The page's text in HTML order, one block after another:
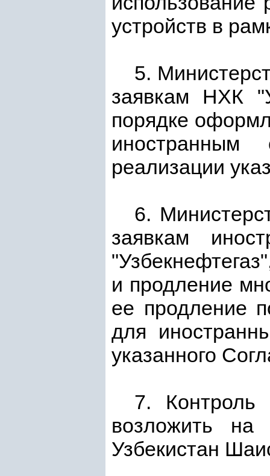
устройств в
5.
заявкам НХК
порядке
реализации
6.
заявкам
и продление
ее продление
для
указанного
7. Контроль
возложить на
Узбекистан